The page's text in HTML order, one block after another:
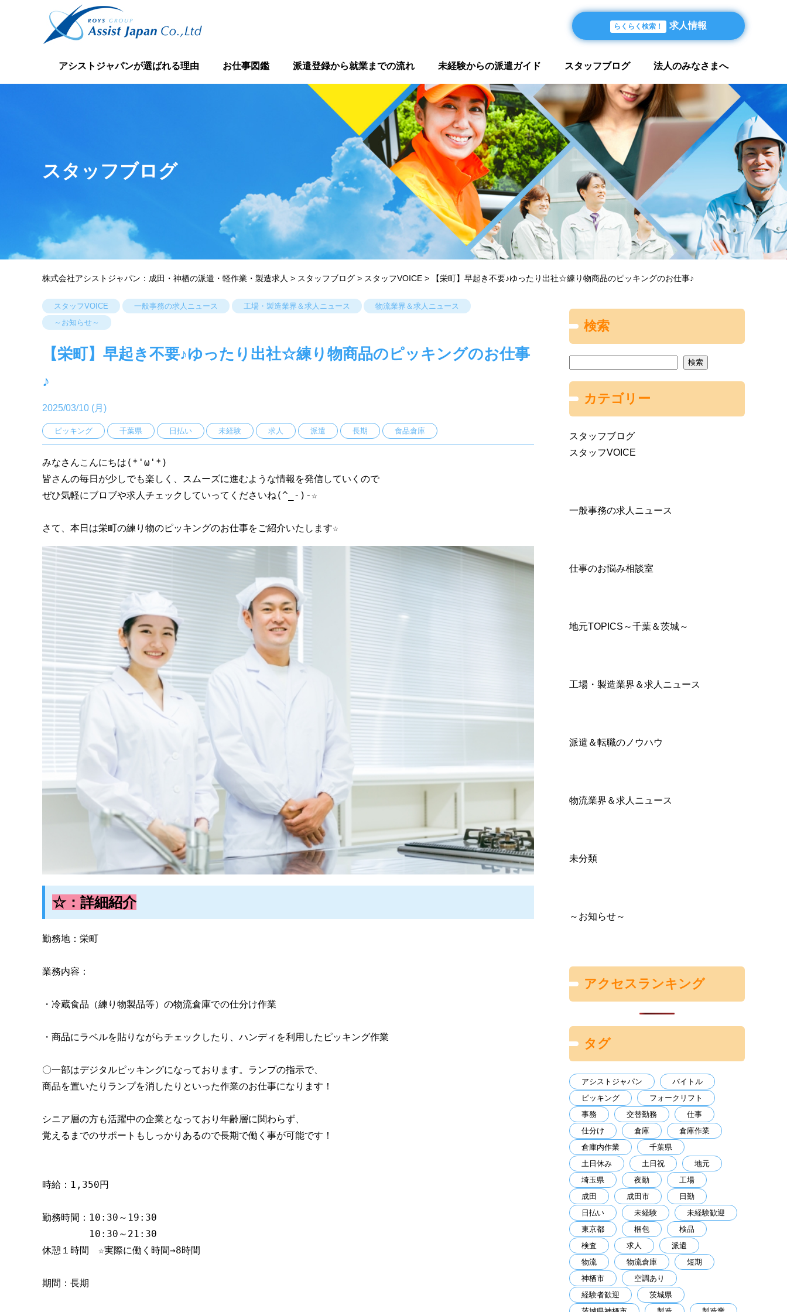
らくらく検索！ 求人情報
アシストジャパンが選ばれる理由 お仕事図鑑 派遣登録から就業までの流れ 未経験からの派遣ガイド スタッフブログ 法人のみなさまへ
スタッフブログ
株式会社アシストジャパン：成田・神栖の派遣・軽作業・製造求人 > スタッフブログ > スタッフVOICE > 【栄町】早起き不要♪ゆったり出社☆練り物商品のピッキングのお仕事♪
スタッフVOICE 一般事務の求人ニュース 工場・製造業界＆求人ニュース
物流業界＆求人ニュース
～お知らせ～
【栄町】早起き不要♪ゆったり出社☆練り物商品のピッキングのお仕事
♪
2025/03/10 (月)
ピッキング 千葉県 日払い 未経験 求人 派遣 長期 食品倉庫
みなさんこんにちは(*'ω'*)
皆さんの毎日が少しでも楽しく、スムーズに進むような情報を発信していくので
ぜひ気軽にブロブや求人チェックしていってくださいね(^_-)-☆
さて、本日は栄町の練り物のピッキングのお仕事をご紹介いたします☆
☆：詳細紹介
勤務地：栄町
業務内容：
・冷蔵食品（練り物製品等）の物流倉庫での仕分け作業
・商品にラベルを貼りながらチェックしたり、ハンディを利用したピッキング作業
〇一部はデジタルピッキングになっております。ランプの指示で、
商品を置いたりランプを消したりといった作業のお仕事になります！
シニア層の方も活躍中の企業となっており年齢層に関わらず、
覚えるまでのサポートもしっかりあるので長期で働く事が可能です！
時給：1,350円
勤務時間：10:30～19:30
10:30～21:30
休憩１時間　☆実際に働く時間→8時間
期間：長期
検索
検索
カテゴリー
スタッフブログ
スタッフVOICE
一般事務の求人ニュース
仕事のお悩み相談室
地元TOPICS～千葉＆茨城～
工場・製造業界＆求人ニュース
派遣＆転職のノウハウ
物流業界＆求人ニュース
未分類
～お知らせ～
アクセスランキング
タグ
アシストジャパン
バイトル
ピッキング
フォークリフト
事務
交替勤務
仕事
仕分け
倉庫
倉庫作業
倉庫内作業
千葉県
土日休み
土日祝
地元
埼玉県
夜勤
工場
成田
成田市
日勤
日払い
未経験
未経験歓迎
東京都
梱包
検品
検査
求人
派遣
物流
物流倉庫
短期
神栖市
空調あり
経験者歓迎
茨城県